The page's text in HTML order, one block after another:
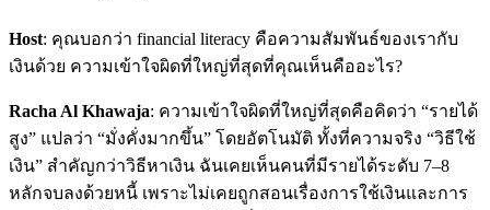
Host: คุณบอกว่า financial literacy คือความสัมพันธ์ของเรากับ
เงินด้วย ความเข้าใจผิดที่ใหญ่ที่สุดที่คุณเห็นคืออะไร?
Racha Al Khawaja: ความเข้าใจผิดที่ใหญ่ที่สุดคือคิดว่า “รายได้
สูง” แปลว่า “มั่งคั่งมากขึ้น” โดยอัตโนมัติ ทั้งที่ความจริง “วิธีใช้
เงิน” สำคัญกว่าวิธีหาเงิน ฉันเคยเห็นคนที่มีรายได้ระดับ 7–8
หลักจบลงด้วยหนี้ เพราะไม่เคยถูกสอนเรื่องการใช้เงินและการ